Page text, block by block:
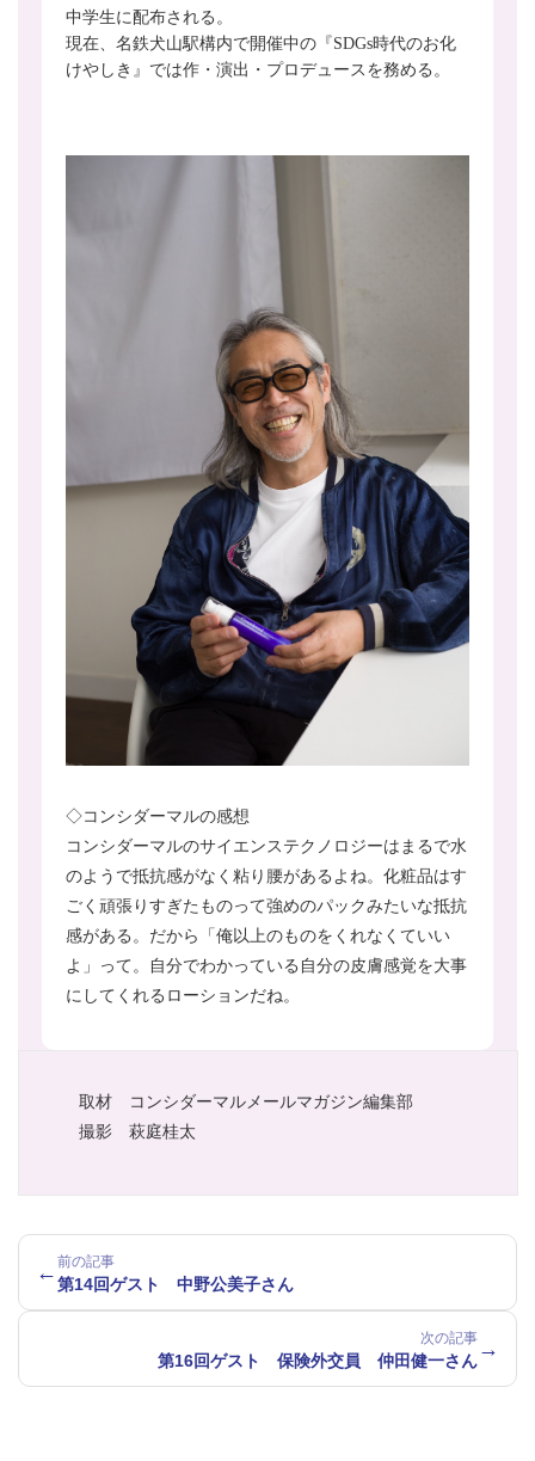
中学生に配布される。
現在、名鉄犬山駅構内で開催中の『SDGs時代のお化
けやしき』では作・演出・プロデュースを務める。
◇コンシダーマルの感想
コンシダーマルのサイエンステクノロジーはまるで水
のようで抵抗感がなく粘り腰があるよね。化粧品はす
ごく頑張りすぎたものって強めのパックみたいな抵抗
感がある。だから「俺以上のものをくれなくていい
よ」って。自分でわかっている自分の皮膚感覚を大事
にしてくれるローションだね。
取材 コンシダーマルメールマガジン編集部
撮影 萩庭桂太
← 前の記事
第14回ゲスト 中野公美子さん
次の記事
第16回ゲスト 保険外交員 仲田健一さん→